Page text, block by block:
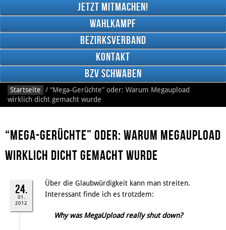
Facebook
Jetzt mitmachen!
Wahlkampf
Bezirksverband
Kontakt
BzV Schwaben
Startseite / “Mega-Gerüchte” oder: Warum Megaupload
wirklich dicht gemacht wurde
“Mega-Gerüchte” oder: Warum Megaupload
wirklich dicht gemacht wurde
24.
01.
2012
Über die Glaubwürdigkeit kann man streiten.
Interessant finde ich es trotzdem:
Why was MegaUploadreallyshut down?